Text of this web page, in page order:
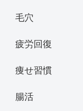
毛穴
疲労回復
痩せ習慣
腸活